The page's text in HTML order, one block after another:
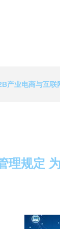
产业电商与互联
理规定